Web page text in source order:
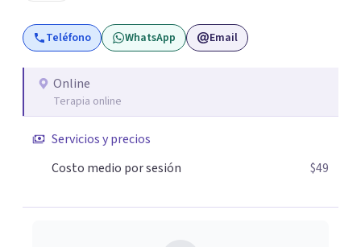
Teléfono WhatsApp Email
Online
Terapia online
Servicios y precios
Costo medio por sesión
$49